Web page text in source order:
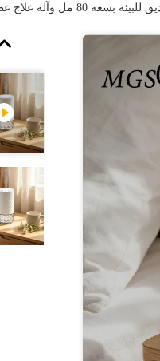
بإضاءة محيطة بـ 7 ألوان